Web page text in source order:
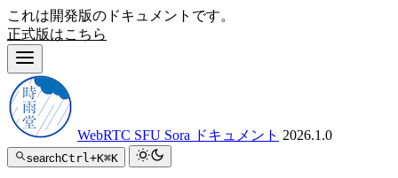
これは開発版のドキュメントです。
正式版はこちら
WebRTC SFU Sora ドキュメント 2026.1.0
searchCtrl+K⌘K